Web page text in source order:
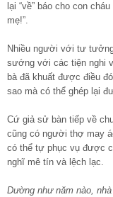
lại “về” báo cho con
mẹ!”.
Nhiều người với tư
sướng với các tiện nghi
bà đã khuất được điều
sao mà có thể ghép lại
Cứ giả sử bàn tiếp về
cũng có người thợ may
có thể tự phục vụ được
nghĩ mê tín và lệch lạc.
Dường như năm nào,